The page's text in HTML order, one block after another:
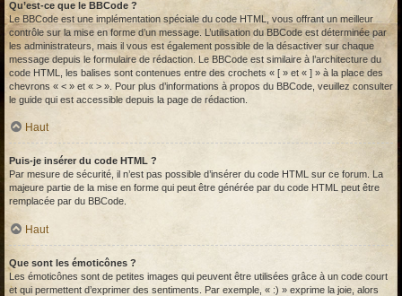
Qu’est-ce que le BBCode ?
Le BBCode est une implémentation spéciale du code HTML, vous offrant un meilleur
contrôle sur la mise en forme d’un message. L’utilisation du BBCode est déterminée par
les administrateurs, mais il vous est également possible de la désactiver sur chaque
message depuis le formulaire de rédaction. Le BBCode est similaire à l’architecture du
code HTML, les balises sont contenues entre des crochets « [ » et « ] » à la place des
chevrons « < » et « > ». Pour plus d’informations à propos du BBCode, veuillez consulter
le guide qui est accessible depuis la page de rédaction.
Haut
Puis-je insérer du code HTML ?
Par mesure de sécurité, il n’est pas possible d’insérer du code HTML sur ce forum. La
majeure partie de la mise en forme qui peut être générée par du code HTML peut être
remplacée par du BBCode.
Haut
Que sont les émoticônes ?
Les émoticônes sont de petites images qui peuvent être utilisées grâce à un code court
et qui permettent d’exprimer des sentiments. Par exemple, « :) » exprime la joie, alors